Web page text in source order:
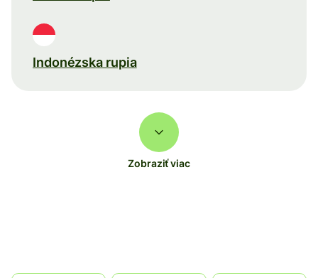
Indonézska rupia
Zobraziť viac